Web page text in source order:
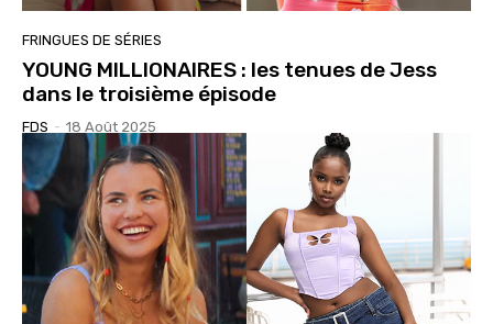
FRINGUES DE SÉRIES
YOUNG MILLIONAIRES : les tenues de Jess
dans le troisième épisode
FDS - 18 Août 2025